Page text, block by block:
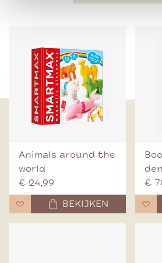
Animals around the
world
€ 24,99
BEKIJKEN
€